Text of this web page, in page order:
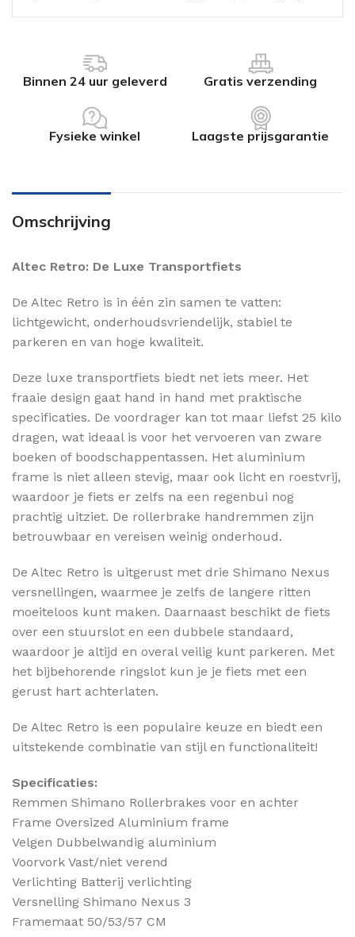
Binnen 24 uur geleverd Gratis verzending
Fysieke winkel Laagste prijsgarantie
Omschrijving
Altec Retro: De Luxe Transportfiets
De Altec Retro is in één zin samen te vatten:
lichtgewicht, onderhoudsvriendelijk, stabiel te
parkeren en van hoge kwaliteit.
Deze luxe transportfiets biedt net iets meer. Het
fraaie design gaat hand in hand met praktische
specificaties. De voordrager kan tot maar liefst 25 kilo
dragen, wat ideaal is voor het vervoeren van zware
boeken of boodschappentassen. Het aluminium
frame is niet alleen stevig, maar ook licht en roestvrij,
waardoor je fiets er zelfs na een regenbui nog
prachtig uitziet. De rollerbrake handremmen zijn
betrouwbaar en vereisen weinig onderhoud.
De Altec Retro is uitgerust met drie Shimano Nexus
versnellingen, waarmee je zelfs de langere ritten
moeiteloos kunt maken. Daarnaast beschikt de fiets
over een stuurslot en een dubbele standaard,
waardoor je altijd en overal veilig kunt parkeren. Met
het bijbehorende ringslot kun je je fiets met een
gerust hart achterlaten.
De Altec Retro is een populaire keuze en biedt een
uitstekende combinatie van stijl en functionaliteit!
Specificaties:
Remmen Shimano Rollerbrakes voor en achter
Frame Oversized Aluminium frame
Velgen Dubbelwandig aluminium
Voorvork Vast/niet verend
Verlichting Batterij verlichting
Versnelling Shimano Nexus 3
Framemaat 50/53/57 CM